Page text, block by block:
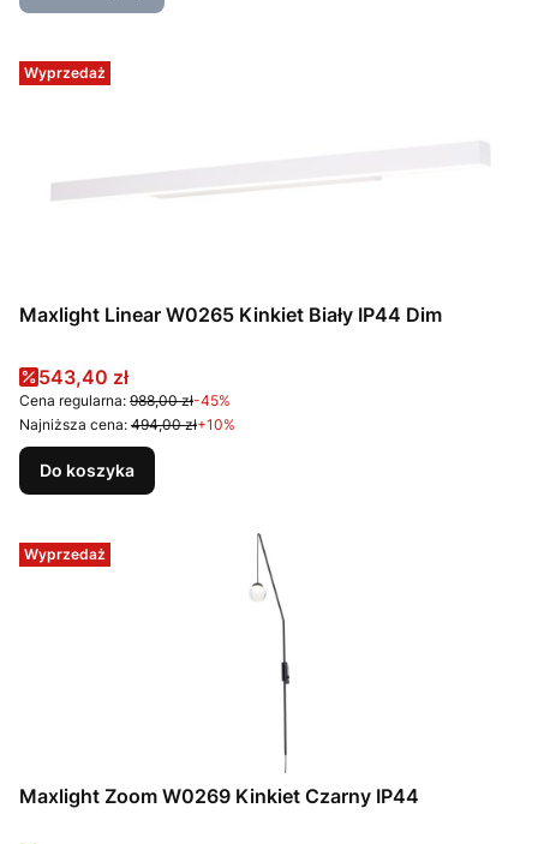
Wyprzedaż
Maxlight Linear W0265 Kinkiet Biały IP44 Dim
Cena promocyjna
543,40 zł
Cena regularna: 988,00 zł-45%
Najniższa cena: 494,00 zł+10%
Do koszyka
Wyprzedaż
Maxlight Zoom W0269 Kinkiet Czarny IP44